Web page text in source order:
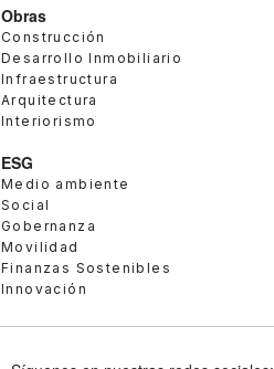
Obras
Construcción
Desarrollo Inmobiliario
Infraestructura
Arquitectura
Interiorismo
ESG
Medio ambiente
Social
Gobernanza
Movilidad
Finanzas Sostenibles
Innovación